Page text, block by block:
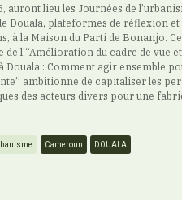
auront lieu les Journées de
Douala, plateformes de réflexion
à la Maison du Parti de Bonanjo.
de l'“Amélioration du cadre de vue
Douala : Comment agir ensemble
ambitionne de capitaliser les
des acteurs divers pour une
Cameroun DOUALA